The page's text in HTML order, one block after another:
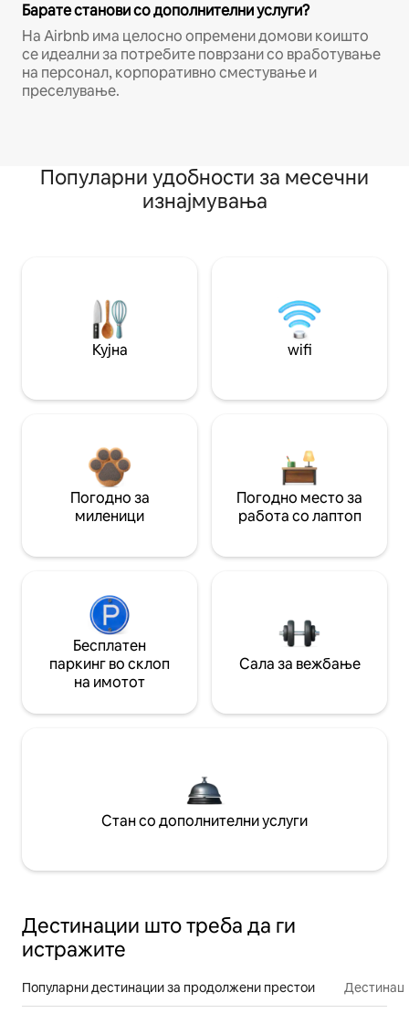
Барате станови со дополнителни услуги?
На Airbnb има целосно опремени домови коишто
се идеални за потребите поврзани со вработување
на персонал, корпоративно сместување и
преселување.
Популарни удобности за месечни
изнајмувања
Кујна wifi
Погодно за
миленици
Погодно место за
работа со лаптоп
Бесплатен
паркинг во склоп
на имотот
Сала за вежбање
Стан со дополнителни услуги
Дестинации што треба да ги
истражите
Популарни дестинации за продолжени престои